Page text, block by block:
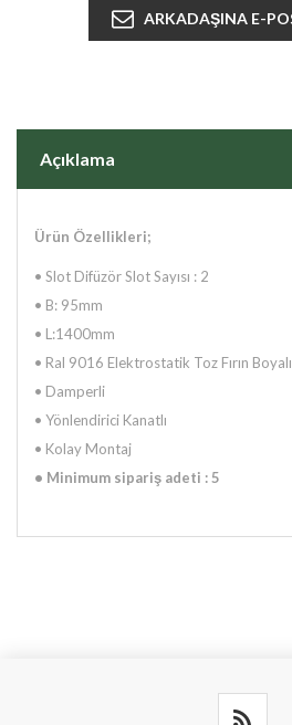
Açıklama
Ürün Özellikleri;
• Slot Difüzör Slot Sayısı : 2
• B: 95mm
• L:1400mm
• Ral 9016 Elektrostatik Toz Fırın Boyalı
• Damperli
• Yönlendirici Kanatlı
• Kolay Montaj
• Minimum sipariş adeti : 5